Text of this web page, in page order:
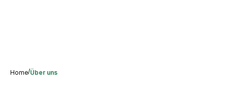
Home/Über uns